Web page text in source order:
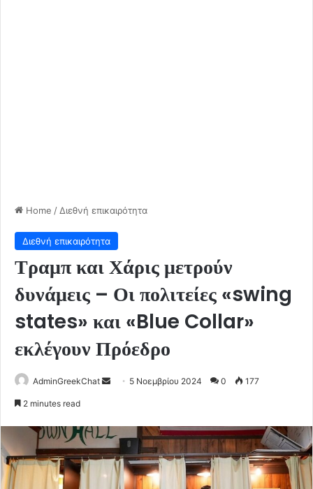
Home / Διεθνή επικαιρότητα
Διεθνή επικαιρότητα
Τραμπ και Χάρις μετρούν
δυνάμεις – Οι πολιτείες «swing
states» και «Blue Collar»
εκλέγουν Πρόεδρο
AdminGreekChat
Send 5 Νοεμβρίου 2024 0 177
2 minutes read